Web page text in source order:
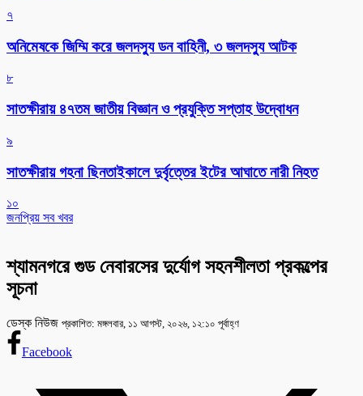
৭
অনিমেষকে জিম্মি করে জলদস্যু ডন বাহিনী, ৩ জলদস্যু আটক
৮
সাতক্ষীরায় ৪৭তম জাতীয় বিজ্ঞান ও প্রযুক্তি সপ্তাহ উদ্বোধন
৯
সাতক্ষীরায় গহনা ছিনতাইকালে দুর্বৃত্তের ইটের আঘাতে নারী নিহত
১০
জনপ্রিয় সব খবর
শ্যামনগরে গুড নেবারসের দুর্যোগ সহনশীলতা প্রকল্পের
সূচনা
ডেস্ক নিউজ প্রকাশিত: মঙ্গলবার, ১১ আগস্ট, ২০২৬, ১২:১০ পূর্বাহ্ণ
Facebook